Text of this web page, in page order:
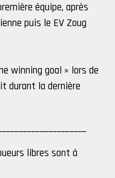
équipe, après
puis le EV Zoug
winning goal » lors de
durant la dernière
libres sont à